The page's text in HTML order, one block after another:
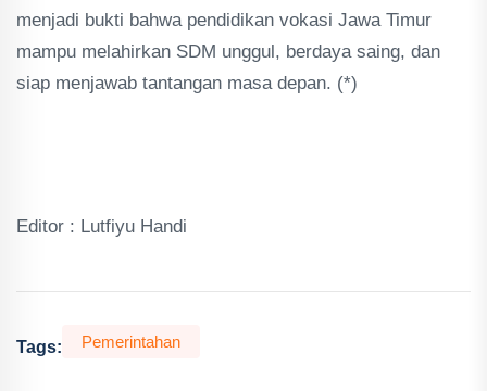
menjadi bukti bahwa pendidikan vokasi Jawa Timur
mampu melahirkan SDM unggul, berdaya saing, dan
siap menjawab tantangan masa depan. (*)
Editor : Lutfiyu Handi
Tags: Pemerintahan